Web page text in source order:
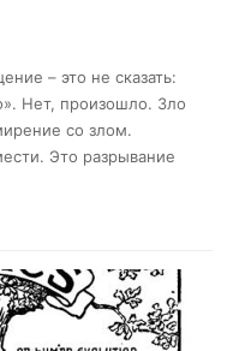
– это не сказать:
Нет, произошло. Зло
со злом.
Это разрывание